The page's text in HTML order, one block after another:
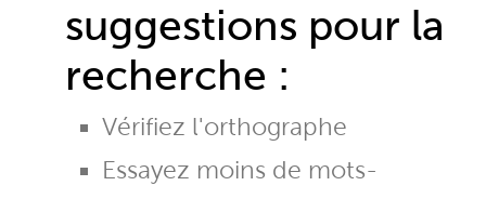
suggestions pour la
recherche :
Vérifiez l'orthographe
Essayez moins de mots-